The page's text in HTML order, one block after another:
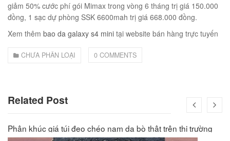
hàn quốc cao cấp
Túi đeo chéo nam công sở da bò sáp đựng tài liệu A4 KT57
giảm 50% cước phí gói Mimax trong vòng 6 tháng trị giá 150.000
đồng, 1 sạc dự phòng SSK 6600mah trị giá 668.000 đồng.
Xem thêm bao da galaxy s4 mini tại website bán hàng trực tuyến
CHƯA PHÂN LOẠI 0 COMMENTS
Related Post
Phân khúc giá túi đeo chéo nam da bò thật trên thị trường